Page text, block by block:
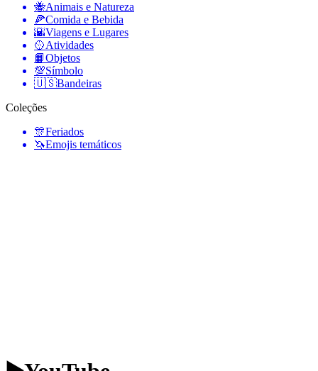
🐝Animais e Natureza
🍕Comida e Bebida
🌇Viagens e Lugares
🥎Atividades
📙Objetos
💯Símbolo
🇺🇸Bandeiras
Coleções
🎊Feriados
🦄Emojis temáticos